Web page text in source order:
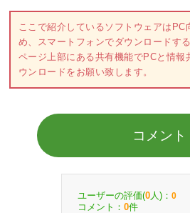
ここで紹介しているソフトウェアはPC
め、スマートフォンでダウンロードす
ページ上部にある共有機能でPCと情報
ウンロードをお願い致します。
コメント
ユーザーの評価(0 人)： 0
コメント： 0件